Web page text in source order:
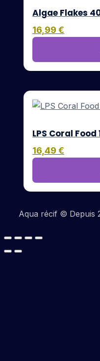
Algae Flakes
16,99 €
LPS Coral
16,49 €
Aqua récif © Depuis